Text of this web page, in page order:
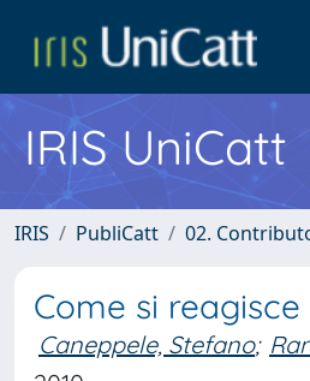
IRIS UniCatt
IRIS PubliCatt 02.
Come si
Caneppele, Stefano;